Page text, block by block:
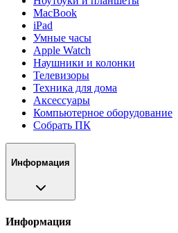
MacBook
iPad
Умные часы
Apple Watch
Наушники и колонки
Телевизоры
Техника для дома
Аксессуары
Компьютерное оборудование
Собрать ПК
Информация
Информация